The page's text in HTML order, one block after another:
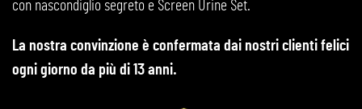
con nascondiglio segreto e Screen Urine Set.
La nostra convinzione è confermata dai nostri clienti felici
ogni giorno da più di 13 anni.